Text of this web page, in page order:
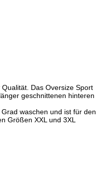
Das Oversize Sport
geschnittenen hinteren
waschen und ist für den
Größen XXL und 3XL